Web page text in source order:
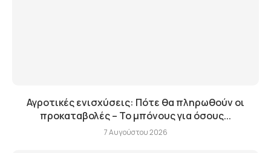
Αγροτικές ενισχύσεις: Πότε θα πληρωθούν οι
προκαταβολές – Το μπόνους για όσους...
7 Αυγούστου 2026